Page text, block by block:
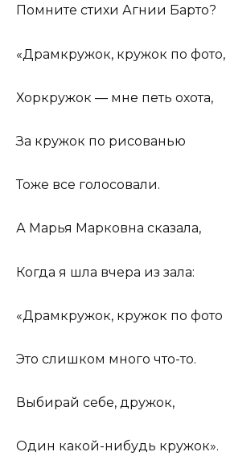
Помните стихи Агнии Барто?
«Драмкружок, кружок по фото,
Хоркружок — мне петь охота,
За кружок по рисованью
Тоже все голосовали.
А Марья Марковна сказала,
Когда я шла вчера из зала:
«Драмкружок, кружок по фото
Это слишком много что-то.
Выбирай себе, дружок,
Один какой-нибудь кружок».